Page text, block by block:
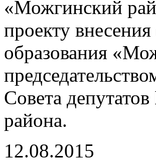
«Можгинский
проекту
образования
Совета
района.
12.08.2015